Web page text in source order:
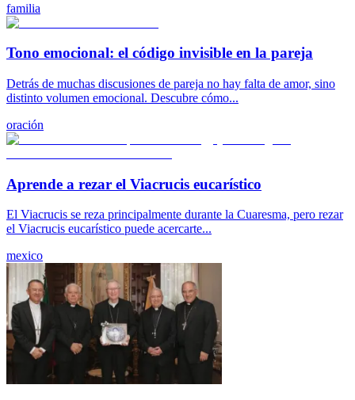
familia
Tono emocional: el código invisible en la pareja
Detrás de muchas discusiones de pareja no hay falta de amor, sino
distinto volumen emocional. Descubre cómo...
oración
Aprende a rezar el Viacrucis eucarístico
El Viacrucis se reza principalmente durante la Cuaresma, pero rezar
el Viacrucis eucarístico puede acercarte...
mexico